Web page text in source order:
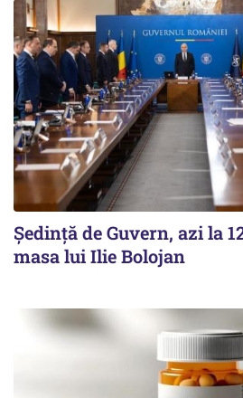
Ședință de Guvern, azi la
masa lui Ilie Bolojan